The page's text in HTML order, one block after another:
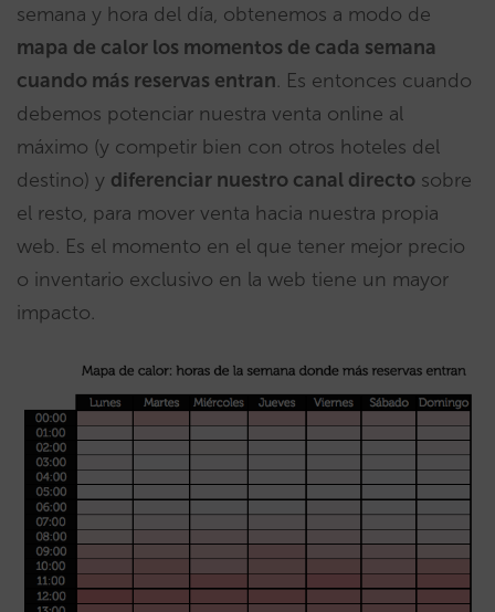
semana y hora del día, obtenemos a modo de
mapa de calor los momentos de cada semana
cuando más reservas entran. Es entonces cuando
debemos potenciar nuestra venta online al
máximo (y competir bien con otros hoteles del
destino) y diferenciar nuestro canal directo sobre
el resto, para mover venta hacia nuestra propia
web. Es el momento en el que tener mejor precio
o inventario exclusivo en la web tiene un mayor
impacto.